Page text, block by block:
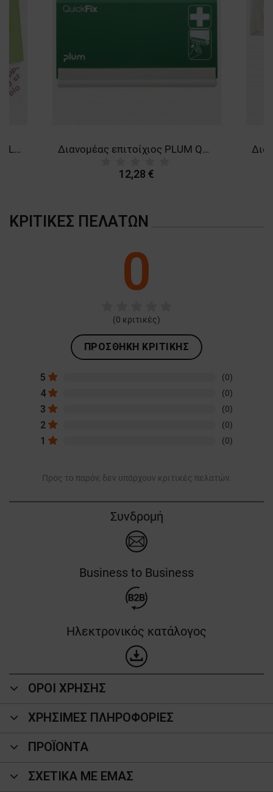
Αιμοστατικοί λευκοπλάστες PLUM QUICKFIX REFILL Διανομέας επιτοίχιος PLUM QUICKFIX DUO
12,28 €
ΚΡΙΤΙΚΈΣ ΠΕΛΑΤΏΝ
0
(0 κριτικές)
ΠΡΟΣΘΉΚΗ ΚΡΙΤΙΚΉΣ
5 (0)
4 (0)
3 (0)
2 (0)
1 (0)
Προς το παρόν, δεν υπάρχουν κριτικές πελατών.
Συνδρομή
Business to Business
Ηλεκτρονικός κατάλογος
ΟΡΟΙ ΧΡΗΣΗΣ
ΧΡΗΣΙΜΕΣ ΠΛΗΡΟΦΟΡΙΕΣ
ΠΡΟΪΌΝΤΑ
ΣΧΕΤΙΚΑ ΜΕ ΕΜΑΣ